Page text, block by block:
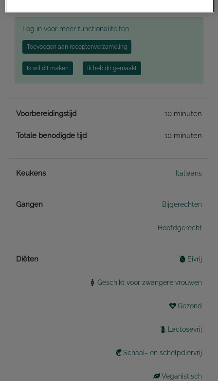
Log in voor meer functionaliteiten
Toevoegen aan receptenverzameling
Ik wil dit maken Ik heb dit gemaakt
Voorbereidingstijd 10 minuten
Totale benodigde tijd 10 minuten
Keukens Italiaans
Gangen Bijgerechten
Hoofdgerecht
Diëten Eivrij
Geschikt voor zwangere vrouwen
Gezond
Lactosevrij
Schaal- en schelpdiervrij
Veganistisch